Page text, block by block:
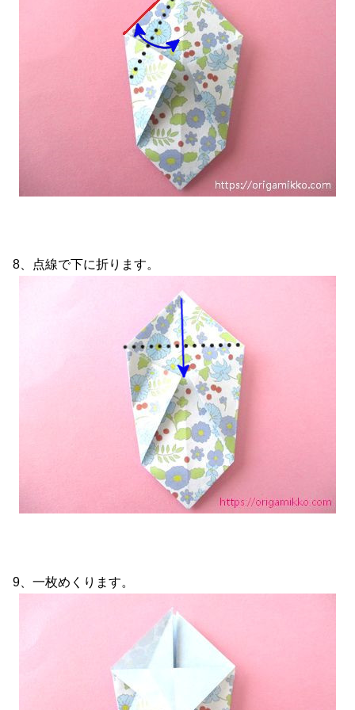
8、点線で下に折ります。
9、一枚めくります。